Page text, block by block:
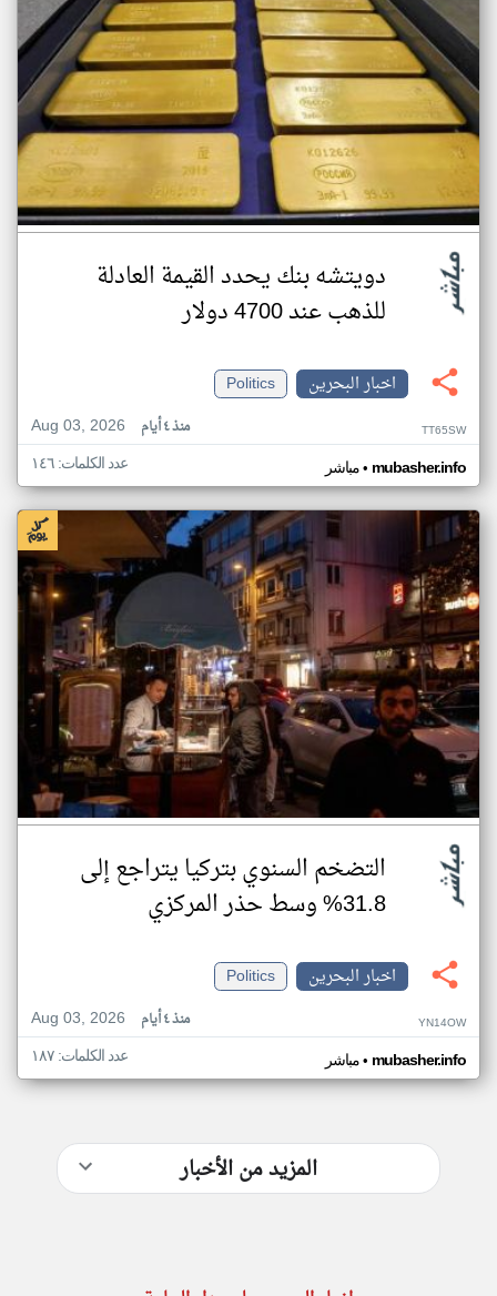
دويتشه بنك يحدد القيمة العادلة
للذهب عند 4700 دولار
اخبار البحرين
Politics
Aug 03, 2026
منذ ٤ أيام TT65SW
مباشر• mubasher.info عدد الكلمات: ١٤٦
التضخم السنوي بتركيا يتراجع إلى
31.8% وسط حذر المركزي
اخبار البحرين
Politics
Aug 03, 2026
منذ ٤ أيام YN14OW
مباشر• mubasher.info عدد الكلمات: ١٨٧
المزيد من الأخبار